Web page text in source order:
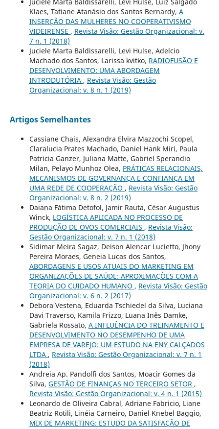
Klaes, Tatiane Atanásio dos Santos Bernardy, A
INSERÇÃO DAS MULHERES NO COOPERATIVISMO
VIDEIRENSE , Revista Visão: Gestão Organizacional: v.
7 n. 1 (2018)
Juciele Marta Baldissarelli, Levi Hulse, Adelcio
Machado dos Santos, Larissa kvitko, RADIOFUSÃO E
DESENVOLVIMENTO: UMA ABORDAGEM
INTRODUTÓRIA , Revista Visão: Gestão
Organizacional: v. 8 n. 1 (2019)
Artigos Semelhantes
Cassiane Chais, Alexandra Elvira Mazzochi Scopel,
Claralucia Prates Machado, Daniel Hank Miri, Paula
Patricia Ganzer, Juliana Matte, Gabriel Sperandio
Milan, Pelayo Munhoz Olea, PRÁTICAS RELACIONAIS,
MECANISMOS DE GOVERNANÇA E CONFIANÇA EM
UMA REDE DE COOPERAÇÃO , Revista Visão: Gestão
Organizacional: v. 8 n. 2 (2019)
Daiana Fátima Detofol, Jamir Rauta, César Augustus
Winck, LOGÍSTICA APLICADA NO PROCESSO DE
PRODUÇÃO DE OVOS COMERCIAIS , Revista Visão:
Gestão Organizacional: v. 7 n. 1 (2018)
Sidimar Meira Sagaz, Deison Alencar Lucietto, Jhony
Pereira Moraes, Geneia Lucas dos Santos,
ABORDAGENS E USOS ATUAIS DO MARKETING EM
ORGANIZAÇÕES DE SAÚDE: APROXIMAÇÕES COM A
TEORIA DO CUIDADO HUMANO , Revista Visão: Gestão
Organizacional: v. 6 n. 2 (2017)
Debora Vestena, Eduarda Tschiedel da Silva, Luciana
Davi Traverso, Kamila Frizzo, Luana Inês Damke,
Gabriela Rossato, A INFLUÊNCIA DO TREINAMENTO E
DESENVOLVIMENTO NO DESEMPENHO DE UMA
EMPRESA DE VAREJO: UM ESTUDO NA ENY CALÇADOS
LTDA , Revista Visão: Gestão Organizacional: v. 7 n. 1
(2018)
Andreia Ap. Pandolfi dos Santos, Moacir Gomes da
Silva, GESTÃO DE FINANÇAS NO TERCEIRO SETOR ,
Revista Visão: Gestão Organizacional: v. 4 n. 1 (2015)
Leonardo de Oliveira Cabral, Adriane Fabricio, Liane
Beatriz Rotili, Linéia Carneiro, Daniel Knebel Baggio,
MIX DE MARKETING: ESTUDO DA SATISFAÇÃO DE